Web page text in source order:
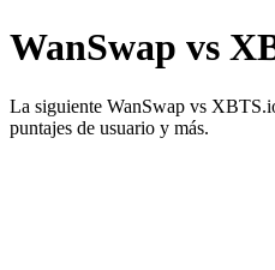
WanSwap vs
La siguiente WanSwap vs
puntajes de usuario y más.